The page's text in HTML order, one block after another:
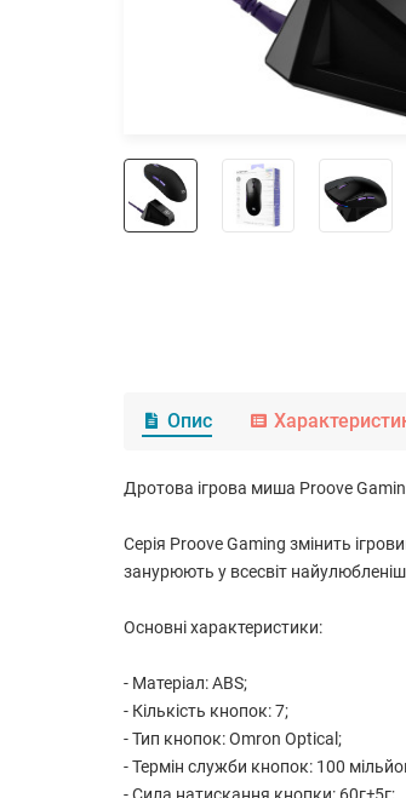
Опис
Дротова ігрова миша Proove
Серія Proove Gaming змінить
занурюють у всесвіт
Основні характеристики:
- Матеріал: ABS;
- Кількість кнопок: 7;
- Тип кнопок: Omron Optical;
- Термін служби кнопок: 100
- Сила натискання кнопки: 60г±5г;